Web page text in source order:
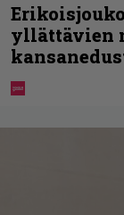
yllättävien